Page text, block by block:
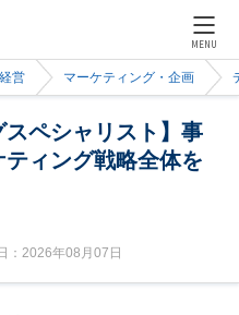
MENU
営 マーケティング・企画
スペシャリスト】事
ィング戦略全体を
：2026年08月07日